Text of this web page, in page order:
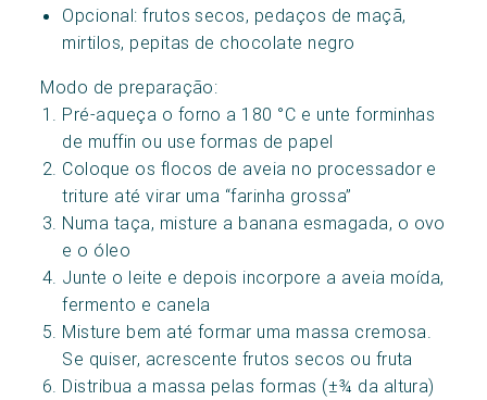
Opcional: frutos secos, pedaços de maçã,
mirtilos, pepitas de chocolate negro
Modo de preparação:
Pré-aqueça o forno a 180 °C e unte forminhas
de muffin ou use formas de papel
Coloque os flocos de aveia no processador e
triture até virar uma “farinha grossa”
Numa taça, misture a banana esmagada, o ovo
e o óleo
Junte o leite e depois incorpore a aveia moída,
fermento e canela
Misture bem até formar uma massa cremosa.
Se quiser, acrescente frutos secos ou fruta
Distribua a massa pelas formas (±¾ da altura)